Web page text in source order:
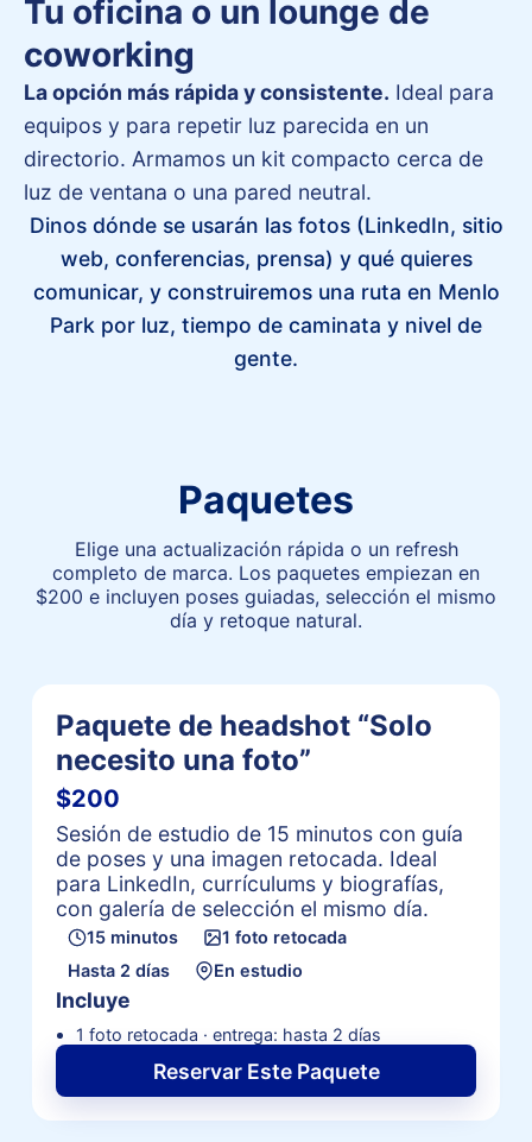
Tu oficina o un lounge de
coworking
La opción más rápida y consistente. Ideal para
equipos y para repetir luz parecida en un
directorio. Armamos un kit compacto cerca de
luz de ventana o una pared neutral.
Dinos dónde se usarán las fotos (LinkedIn, sitio
web, conferencias, prensa) y qué quieres
comunicar, y construiremos una ruta en Menlo
Park por luz, tiempo de caminata y nivel de
gente.
Paquetes
Elige una actualización rápida o un refresh
completo de marca. Los paquetes empiezan en
$200 e incluyen poses guiadas, selección el mismo
día y retoque natural.
Paquete de headshot “Solo
necesito una foto”
$200
Sesión de estudio de 15 minutos con guía
de poses y una imagen retocada. Ideal
para LinkedIn, currículums y biografías,
con galería de selección el mismo día.
15 minutos
1 foto retocada
Hasta 2 días
En estudio
Incluye
1 foto retocada · entrega: hasta 2 días
Reservar Este Paquete